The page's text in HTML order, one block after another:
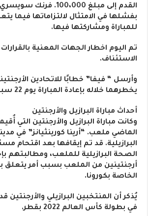
القدم إلى مبلغ 100،000.
بفشلها في الامتثال لالتزاماتها فيما
للمباراة ومشاركتها فيها.
تم اليوم اخطار الجهات المعنية
الاستئناف.
وأرسل “ فيفا” خطابًا للاتحادين
يخطرهما خلاله بإعادة المباراة يوم 22 سبتمبر المقبل.
أحداث مباراة البرازيل والأرجنتين
الماضي ملعب. “أرينا كورينثيانز” في
البرازيلية. قد تم إيقافها بعد اقتحام
أرجنتينين من الملعب بسبب أمر يتعلق
الخاصة بكورونا.
يُذكر أن المنتخبين البرازيلي والأرجنتين
في بطولة كأس العالم 2022 بقطر.